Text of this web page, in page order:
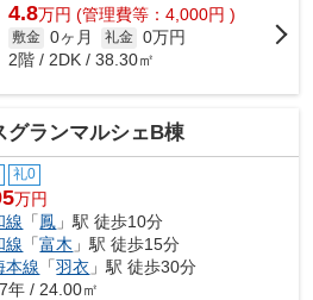
4.8万円 (管理費等：4,000円 )
敷金 0ヶ月 礼金 0万円
2階 / 2DK / 38.30㎡
グランマルシェB棟
礼0
万円
線 「鳳 」駅 徒歩10分
線 「富木 」駅 徒歩15分
本線 「羽衣 」駅 徒歩30分
年 / 24.00㎡